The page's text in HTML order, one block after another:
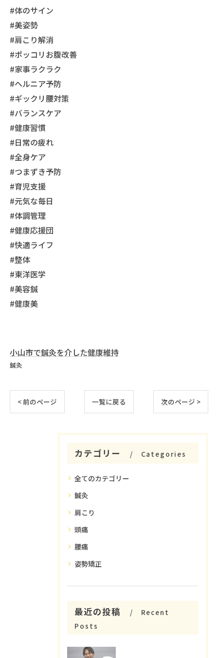
#体のサイン
#美姿勢
#肩こり解消
#ポッコリお腹改善
#家事ラクラク
#ヘルニア予防
#ギックリ腰対策
#バランスケア
#健康習慣
#日常の疲れ
#全身ケア
#つまずき予防
#育児支援
#元気な毎日
#体調管理
#健康応援団
#快適ライフ
#整体
#東洋医学
#美容鍼
#健康美
小山市で鍼灸を介した健康維持
鍼灸
< 前のページ 一覧に戻る 次のページ >
カテゴリー Categories
全てのカテゴリー
鍼灸
肩こり
頭痛
腰痛
姿勢矯正
最近の投稿
Recent
Posts